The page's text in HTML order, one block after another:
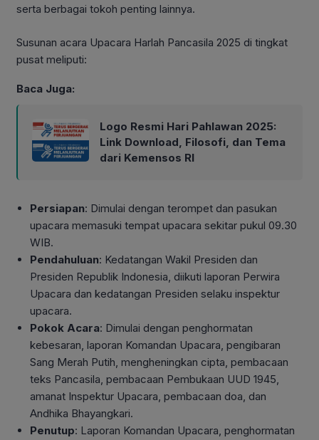
serta berbagai tokoh penting lainnya.
Susunan acara Upacara Harlah Pancasila 2025 di tingkat
pusat meliputi:
Baca Juga:
Logo Resmi Hari Pahlawan 2025:
Link Download, Filosofi, dan Tema
dari Kemensos RI
Persiapan: Dimulai dengan terompet dan pasukan
upacara memasuki tempat upacara sekitar pukul 09.30
WIB.
Pendahuluan: Kedatangan Wakil Presiden dan
Presiden Republik Indonesia, diikuti laporan Perwira
Upacara dan kedatangan Presiden selaku inspektur
upacara.
Pokok Acara: Dimulai dengan penghormatan
kebesaran, laporan Komandan Upacara, pengibaran
Sang Merah Putih, mengheningkan cipta, pembacaan
teks Pancasila, pembacaan Pembukaan UUD 1945,
amanat Inspektur Upacara, pembacaan doa, dan
Andhika Bhayangkari.
Penutup: Laporan Komandan Upacara, penghormatan